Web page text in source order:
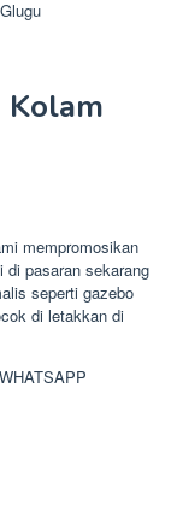
Kolam
mempromosikan
di pasaran sekarang
seperti gazebo
di letakkan di